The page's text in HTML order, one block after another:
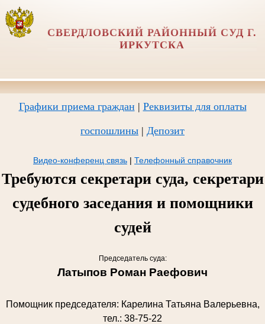
СВЕРДЛОВСКИЙ РАЙОННЫЙ СУД Г.
ИРКУТСКА
Графики приема граждан | Реквизиты для оплаты
госпошлины | Депозит
Видео-конференц связь | Телефонный справочник
Требуются секретари суда, секретари
судебного заседания и помощники
судей
Председатель суда:
Латыпов Роман Раефович
Помощник председателя: Карелина Татьяна Валерьевна,
тел.: 38-75-22